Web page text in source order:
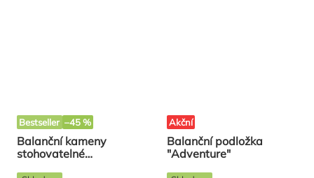
Bestseller –45 %
Balanční kameny
stohovatelné
Akční
Balanční podložka
"Adventure"